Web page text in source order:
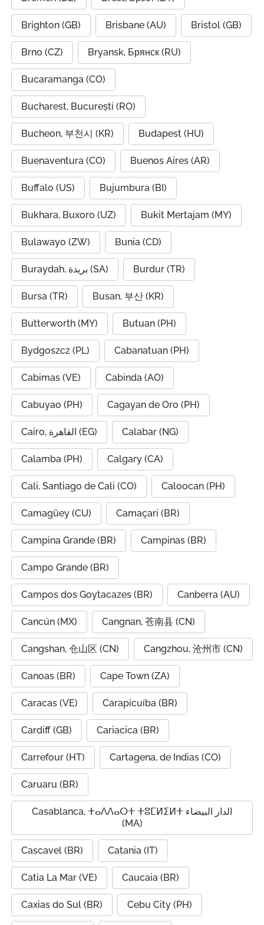
Brighton (GB) Brisbane (AU) Bristol (GB)
Brno (CZ) Bryansk, Брянск (RU)
Bucaramanga (CO)
Bucharest, București (RO)
Bucheon, 부천시 (KR) Budapest (HU)
Buenaventura (CO) Buenos Aires (AR)
Buffalo (US) Bujumbura (BI)
Bukhara, Buxoro (UZ) Bukit Mertajam (MY)
Bulawayo (ZW) Bunia (CD)
Buraydah, بريدة (SA) Burdur (TR)
Bursa (TR) Busan, 부산 (KR)
Butterworth (MY) Butuan (PH)
Bydgoszcz (PL) Cabanatuan (PH)
Cabimas (VE) Cabinda (AO)
Cabuyao (PH) Cagayan de Oro (PH)
Cairo, القاهرة (EG) Calabar (NG)
Calamba (PH) Calgary (CA)
Cali, Santiago de Cali (CO) Caloocan (PH)
Camagüey (CU) Camaçari (BR)
Campina Grande (BR) Campinas (BR)
Campo Grande (BR)
Campos dos Goytacazes (BR) Canberra (AU)
Cancún (MX) Cangnan, 苍南县 (CN)
Cangshan, 仓山区 (CN) Cangzhou, 沧州市 (CN)
Canoas (BR) Cape Town (ZA)
Caracas (VE) Carapicuíba (BR)
Cardiff (GB) Cariacica (BR)
Carrefour (HT) Cartagena, de Indias (CO)
Caruaru (BR)
Casablanca, ⵜⴰⴷⴷⴰⵔⵜ ⵜⵓⵎⵍⵉⵍⵜ الدار البيضاء
(MA)
Cascavel (BR) Catania (IT)
Catia La Mar (VE) Caucaia (BR)
Caxias do Sul (BR) Cebu City (PH)